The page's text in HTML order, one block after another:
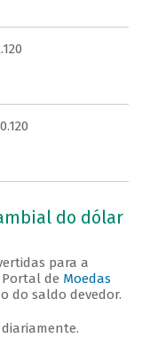
do dólar
para a
de Moedas
do saldo devedor.